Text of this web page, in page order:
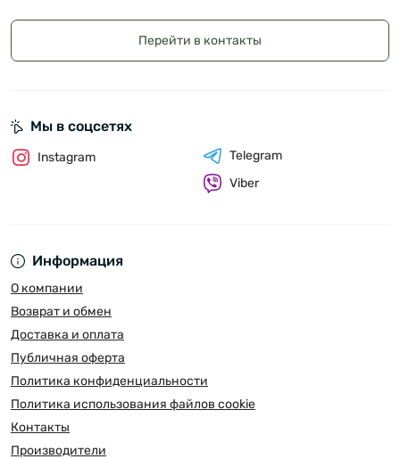
Перейти в контакты
Информация
О компании
Возврат и обмен
Доставка и оплата
Публичная оферта
Политика конфиденциальности
Политика использования файлов cookie
Контакты
Производители
Мы в соцсетях
Instagram
Telegram
Viber